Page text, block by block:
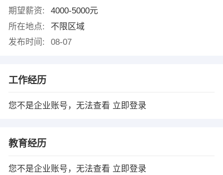
期望薪资:
4000-5000元
所在地点:
不限区域
发布时间:
08-07
工作经历
您不是企业账号，无法查看 立即登录
教育经历
您不是企业账号，无法查看 立即登录